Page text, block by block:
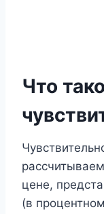
Что
цене,
(в